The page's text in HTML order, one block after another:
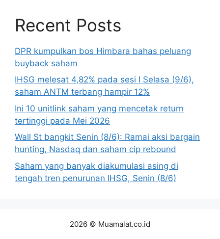
Recent Posts
DPR kumpulkan bos Himbara bahas peluang
buyback saham
IHSG melesat 4,82% pada sesi I Selasa (9/6),
saham ANTM terbang hampir 12%
Ini 10 unitlink saham yang mencetak return
tertinggi pada Mei 2026
Wall St bangkit Senin (8/6): Ramai aksi bargain
hunting, Nasdaq dan saham cip rebound
Saham yang banyak diakumulasi asing di
tengah tren penurunan IHSG, Senin (8/6)
2026 © Muamalat.co.id